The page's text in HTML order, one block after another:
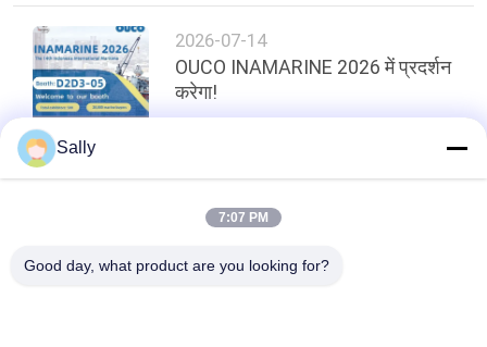
2026-07-14
OUCO INAMARINE 2026 में प्रदर्शन
करेगा!
शीर्ष
Sally
7:07 PM
Good day, what product are you looking for?